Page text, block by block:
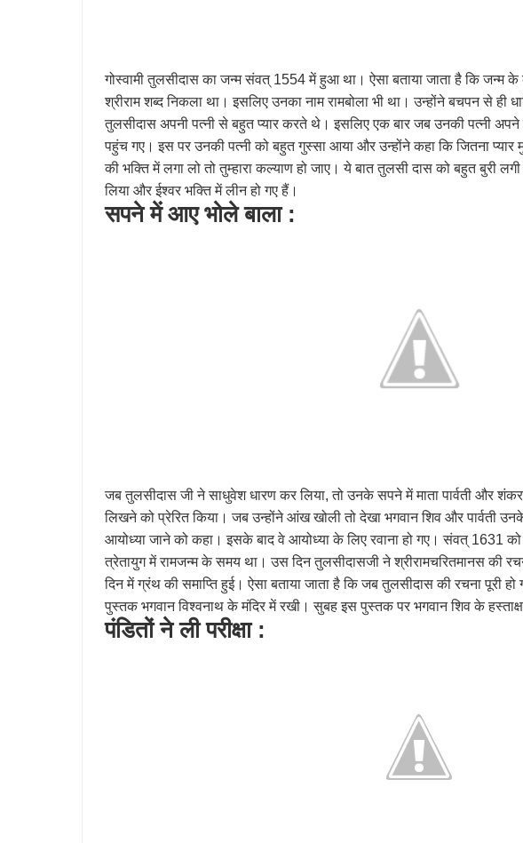
गोस्वामी तुलसीदास का जन्म संवत् 1554 में हुआ था। ऐसा बताया जाता है कि जन्म
श्रीराम शब्द निकला था। इसलिए उनका नाम रामबोला भी था। उन्होंने बचपन से ही
तुलसीदास अपनी पत्नी से बहुत प्यार करते थे। इसलिए एक बार जब उनकी पत्नी अपने
पहुंच गए। इस पर उनकी पत्नी को बहुत गुस्सा आया और उन्होंने कहा कि जितना
की भक्ति में लगा लो तो तुम्हारा कल्याण हो जाए। ये बात तुलसी दास को बहुत बुरी
लिया और ईश्वर भक्ति में लीन हो गए हैं।
सपने में आए भोले बाला :
जब तुलसीदास जी ने साधुवेश धारण कर लिया, तो उनके सपने में माता पार्वती और शंकर
लिखने को प्रेरित किया। जब उन्होंने आंख खोली तो देखा भगवान शिव और पार्वती
आयोध्या जाने को कहा। इसके बाद वे आयोध्या के लिए रवाना हो गए। संवत् 1631 को
त्रेतायुग में रामजन्म के समय था। उस दिन तुलसीदासजी ने श्रीरामचरितमानस की
दिन में ग्रंथ की समाप्ति हुई। ऐसा बताया जाता है कि जब तुलसीदास की रचना पूरी
पुस्तक भगवान विश्वनाथ के मंदिर में रखी। सुबह इस पुस्तक पर भगवान शिव के
पंडितों ने ली परीक्षा :